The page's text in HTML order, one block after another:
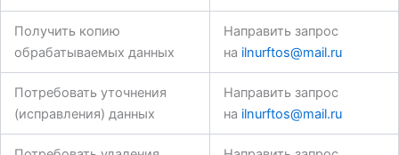
Получить копию
обрабатываемых данных
Направить запрос
на ilnurftos@mail.ru
Потребовать уточнения
(исправления) данных
Направить запрос
на ilnurftos@mail.ru